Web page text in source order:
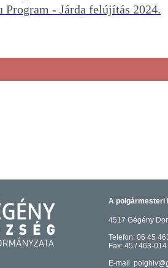
Program - Járda felújítás 2024.
A polgármesteri
4517 Gégény
Telefon: 06 45
Fax: 45 / 463-014
E-mail: